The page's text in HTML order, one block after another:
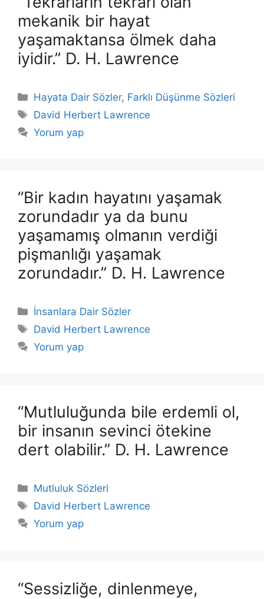
mekanik bir hayat
yaşamaktansa ölmek daha
iyidir.” D. H. Lawrence
Kategoriler
Hayata Dair Sözler, Farklı Düşünme Sözleri
Etiketler
David Herbert Lawrence
Yorum yap
“Bir kadın hayatını yaşamak
zorundadır ya da bunu
yaşamamış olmanın verdiği
pişmanlığı yaşamak
zorundadır.” D. H. Lawrence
Kategoriler
İnsanlara Dair Sözler
Etiketler
David Herbert Lawrence
Yorum yap
“Mutluluğunda bile erdemli ol,
bir insanın sevinci ötekine
dert olabilir.” D. H. Lawrence
Kategoriler
Mutluluk Sözleri
Etiketler
David Herbert Lawrence
Yorum yap
“Sessizliğe, dinlenmeye,